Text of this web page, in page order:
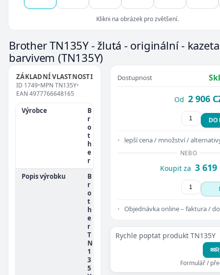
Klikni na obrázek pro zvětšení.
Brother TN135Y - žlutá - originální -
barvivem(TN135Y)
ZÁKLADNÍ VLASTNOSTI
ID 1749•MPN TN135Y•
EAN 4977766648165
Výrobce
B
r
o
t
h
e
r
Popis výrobku
B
r
o
t
h
e
r
T
N
1
3
5
Dostupnost
Od 2 906
DO
lepší cena / množství /
NEBO
Koupit za 3 619
Objednávka online – faktura /
Rychle poptat produkt TN135Y
✉
Formulář /